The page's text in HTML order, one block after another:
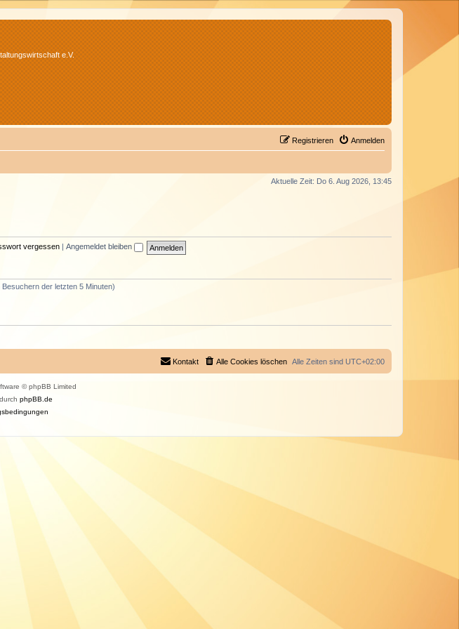
e.V.
Anmelden
Registrieren
Aktuelle Zeit: Do 6. Aug 2026, 13:45
vergessen Angemeldet bleiben
der letzten 5 Minuten)
Alle Zeiten sind UTC+02:00
Alle Cookies löschen
Kontakt
© phpBB Limited
phpBB.de